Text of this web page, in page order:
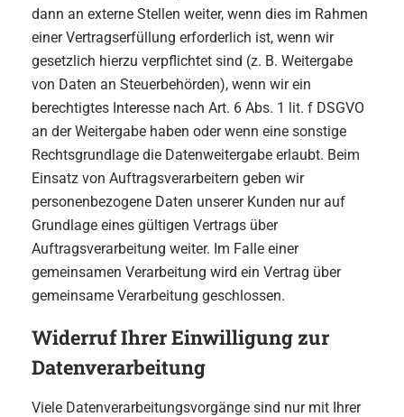
dann an externe Stellen weiter, wenn dies im Rahmen
einer Vertragserfüllung erforderlich ist, wenn wir
gesetzlich hierzu verpflichtet sind (z. B. Weitergabe
von Daten an Steuerbehörden), wenn wir ein
berechtigtes Interesse nach Art. 6 Abs. 1 lit. f DSGVO
an der Weitergabe haben oder wenn eine sonstige
Rechtsgrundlage die Datenweitergabe erlaubt. Beim
Einsatz von Auftragsverarbeitern geben wir
personenbezogene Daten unserer Kunden nur auf
Grundlage eines gültigen Vertrags über
Auftragsverarbeitung weiter. Im Falle einer
gemeinsamen Verarbeitung wird ein Vertrag über
gemeinsame Verarbeitung geschlossen.
Widerruf Ihrer Einwilligung zur
Datenverarbeitung
Viele Datenverarbeitungsvorgänge sind nur mit Ihrer